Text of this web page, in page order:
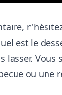
est le
lasser.
ou une